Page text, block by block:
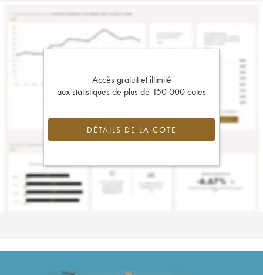
Accès gratuit et illimité
aux statistiques de plus de 150 000 cotes
DÉTAILS DE LA COTE